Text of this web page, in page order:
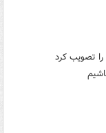
تصویب کرد